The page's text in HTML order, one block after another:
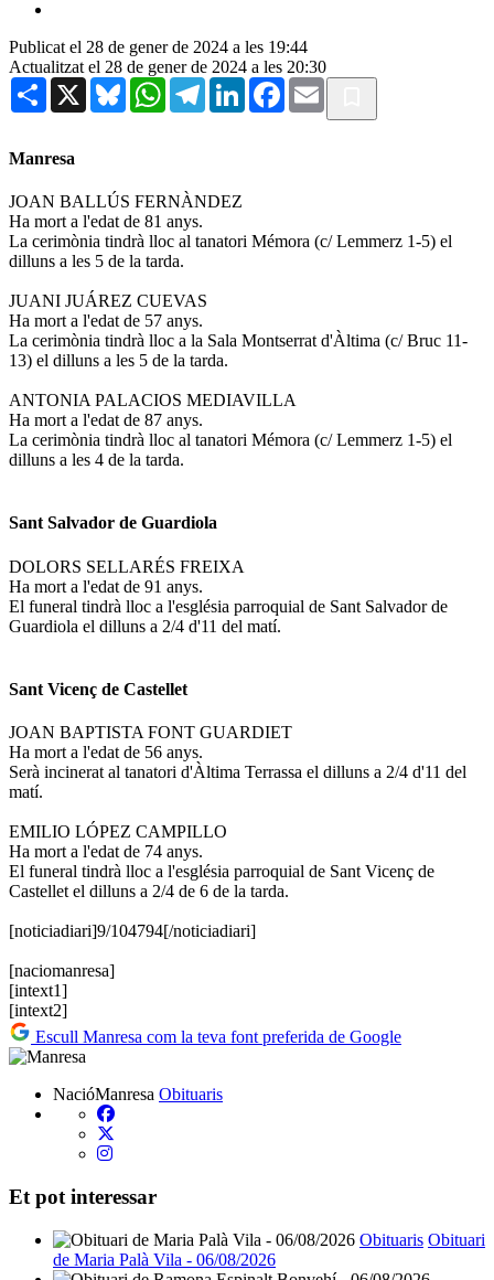
Publicat el 28 de gener de 2024 a les 19:44
Actualitzat el 28 de gener de 2024 a les 20:30
Share X BlueskyWhatsAppTelegramLinkedInFacebook
Email
Manresa
JOAN BALLÚS FERNÀNDEZ
Ha mort a l'edat de 81 anys.
La cerimònia tindrà lloc al tanatori Mémora (c/ Lemmerz 1-5) el
dilluns a les 5 de la tarda.
JUANI JUÁREZ CUEVAS
Ha mort a l'edat de 57 anys.
La cerimònia tindrà lloc a la Sala Montserrat d'Àltima (c/ Bruc 11-
13) el dilluns a les 5 de la tarda.
ANTONIA PALACIOS MEDIAVILLA
Ha mort a l'edat de 87 anys.
La cerimònia tindrà lloc al tanatori Mémora (c/ Lemmerz 1-5) el
dilluns a les 4 de la tarda.
Sant Salvador de Guardiola
DOLORS SELLARÉS FREIXA
Ha mort a l'edat de 91 anys.
El funeral tindrà lloc a l'església parroquial de Sant Salvador de
Guardiola el dilluns a 2/4 d'11 del matí.
Sant Vicenç de Castellet
JOAN BAPTISTA FONT GUARDIET
Ha mort a l'edat de 56 anys.
Serà incinerat al tanatori d'Àltima Terrassa el dilluns a 2/4 d'11 del
matí.
EMILIO LÓPEZ CAMPILLO
Ha mort a l'edat de 74 anys.
El funeral tindrà lloc a l'església parroquial de Sant Vicenç de
Castellet el dilluns a 2/4 de 6 de la tarda.
[noticiadiari]9/104794[/noticiadiari]
[naciomanresa]
[intext1]
[intext2]
Escull Manresa com la teva font preferida de Google
NacióManresa Obituaris
Et pot interessar
Obituaris Obituari
de Maria Palà Vila - 06/08/2026